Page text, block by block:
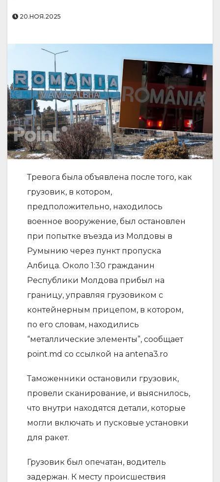
20.НОЯ.2025
Тревога была объявлена после того, как
грузовик, в котором,
предположительно, находилось
военное вооружение, был остановлен
при попытке въезда из Молдовы в
Румынию через пункт пропуска
Албица. Около 1:30 гражданин
Республики Молдова прибыл на
границу, управляя грузовиком с
контейнерным прицепом, в котором,
по его словам, находились
“металлические элементы”, сообщает
point.md со ссылкой на antena3.ro
Таможенники остановили грузовик,
провели сканирование, и выяснилось,
что внутри находятся детали, которые
могли включать и пусковые установки
для ракет.
Грузовик был опечатан, водитель
задержан. К месту происшествия